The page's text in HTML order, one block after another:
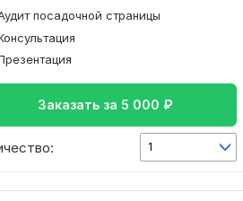
посадочной страницы
Заказать за 5 000 ₽
1